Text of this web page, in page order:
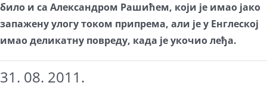
било и са Александром Рашићем, који је имао јако
запажену улогу током припрема, али је у Енглеској
имао деликатну повреду, када је укочио леђа.
31. 08. 2011.